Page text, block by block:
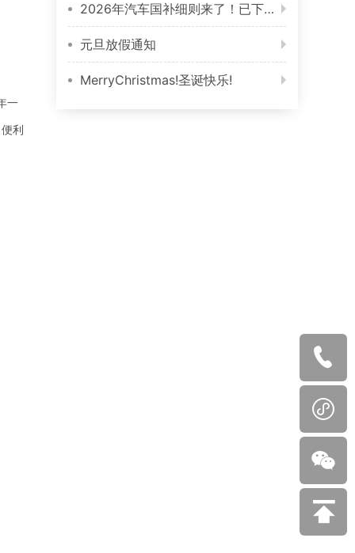
一
利
2026年汽车国补细则来了！已下订还没提车的竟成最大赢家？
元旦放假通知
MerryChristmas!圣诞快乐!



